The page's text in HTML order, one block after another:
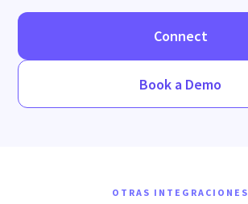
Connect
Book a Demo
OTRAS INTEGRACIONES